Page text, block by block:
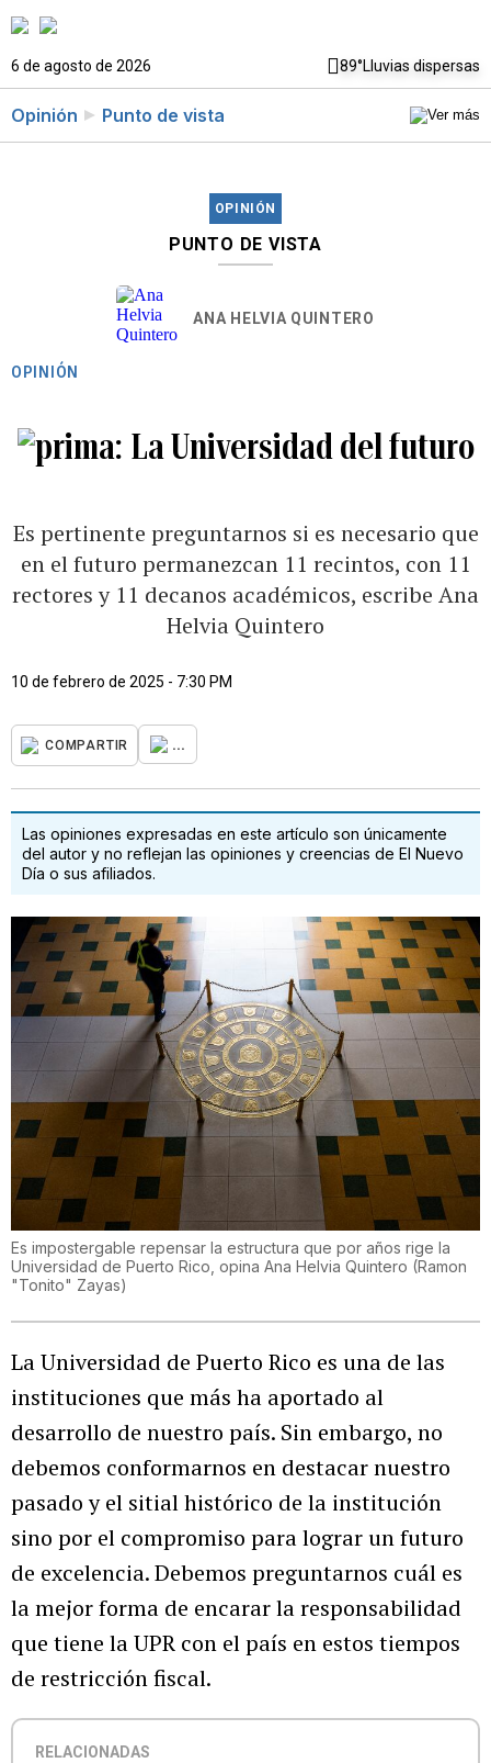
6 de agosto de 2026 89°Lluvias dispersas
Opinión Punto de vista
OPINIÓN
PUNTO DE VISTA
ANA HELVIA QUINTERO
OPINIÓN
La Universidad del futuro
Es pertinente preguntarnos si es necesario que
en el futuro permanezcan 11 recintos, con 11
rectores y 11 decanos académicos, escribe Ana
Helvia Quintero
10 de febrero de 2025 - 7:30 PM
COMPARTIR ...
Las opiniones expresadas en este artículo son únicamente
del autor y no reflejan las opiniones y creencias de El Nuevo
Día o sus afiliados.
Es impostergable repensar la estructura que por años rige la
Universidad de Puerto Rico, opina Ana Helvia Quintero (Ramon
"Tonito" Zayas)
La Universidad de Puerto Rico es una de las
instituciones que más ha aportado al
desarrollo de nuestro país. Sin embargo, no
debemos conformarnos en destacar nuestro
pasado y el sitial histórico de la institución
sino por el compromiso para lograr un futuro
de excelencia. Debemos preguntarnos cuál es
la mejor forma de encarar la responsabilidad
que tiene la UPR con el país en estos tiempos
de restricción fiscal.
RELACIONADAS